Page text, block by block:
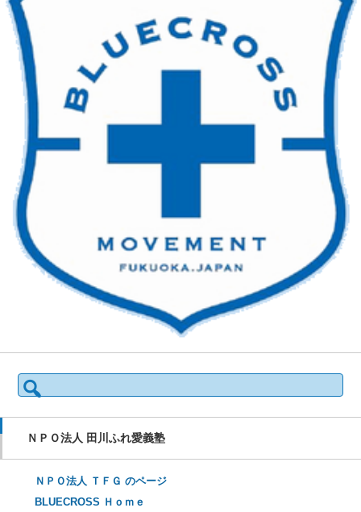
検索:
ＮＰＯ法人 田川ふれ愛義塾
ＮＰＯ法人 ＴＦＧ のページ
BLUECROSS Ｈｏｍｅ